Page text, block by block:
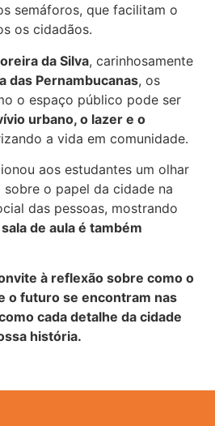
semáforos, que facilitam o
os cidadãos.
da Silva, carinhosamente
das Pernambucanas, os
o espaço público pode ser
urbano, o lazer e o
a vida em comunidade.
aos estudantes um olhar
sobre o papel da cidade na
das pessoas, mostrando
de aula é também
à reflexão sobre como o
o futuro se encontram nas
cada detalhe da cidade
história.